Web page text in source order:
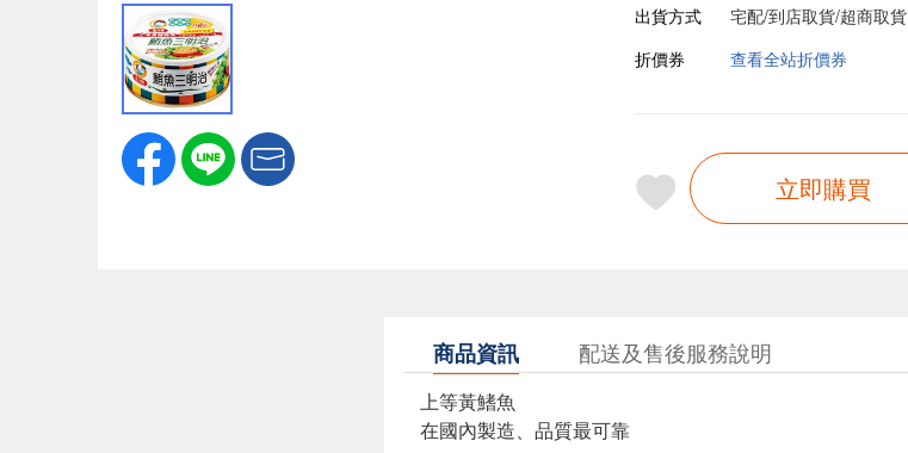
出貨方式
宅配/到店取貨/超商取貨
折價券
查看全站折價券
立即購買
商品資訊 配送及售後服務說明
上等黃鰭魚
在國內製造、品質最可靠